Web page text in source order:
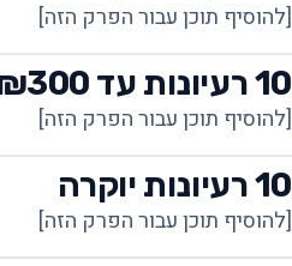
[להוסיף תוכן עבור הפרק הזה]
10 רעיונות עד ₪300
[להוסיף תוכן עבור הפרק הזה]
10 רעיונות יוקרה
[להוסיף תוכן עבור הפרק הזה]